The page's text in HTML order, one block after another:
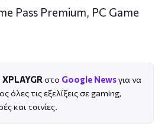
Pass Premium, PC Game
XPLAYGR στο Google Newsγια να
όλες τις εξελίξεις σε gaming,
και ταινίες.